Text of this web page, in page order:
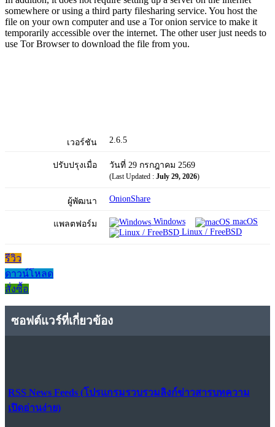
somewhere or using a third party filesharing service. You host the
file on your own computer and use a Tor onion service to make it
temporarily accessible over the internet. The other user just needs to
use Tor Browser to download the file from you.
เวอร์ชัน 2.6.5
ปรับปรุงเมื่อ วันที่ 29 กรกฎาคม 2569
(Last Updated : July 29, 2026)
ผู้พัฒนา OnionShare
แพลตฟอร์ม Windows
macOS
Linux / FreeBSD
รีวิว
ดาวน์โหลด
สั่งซื้อ
ซอฟต์แวร์ที่เกี่ยวข้อง
RSS News Feeds (โปรแกรมรวบรวมลิงก์ข่าวสารบทความ
เปิดอ่านง่าย)